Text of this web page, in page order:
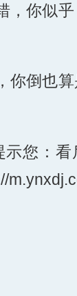
，你似
你倒也
示您：